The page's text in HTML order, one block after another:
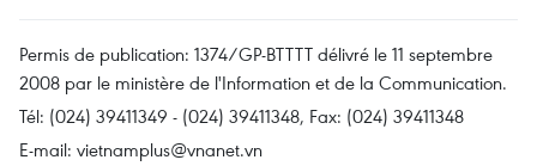
Permis de publication: 1374/GP-BTTTT délivré le 11 septembre
2008 par le ministère de l'Information et de la Communication.
Tél: (024) 39411349 - (024) 39411348, Fax: (024) 39411348
E-mail: vietnamplus@vnanet.vn